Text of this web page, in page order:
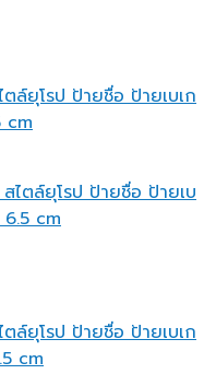
ล์ยุโรป ป้ายชื่อ ป้ายเบเก
cm
ล์ยุโรป ป้ายชื่อ ป้ายเบเก
cm